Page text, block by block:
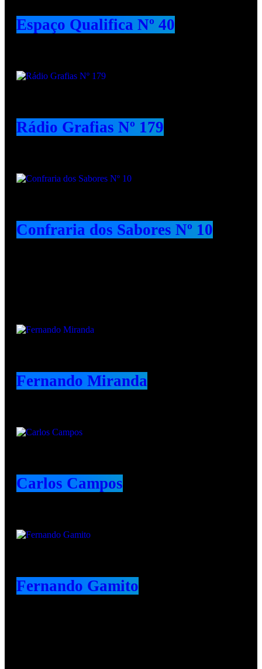
Espaço Qualifica Nº 40
Rádio Grafias Nº 179
Confraria dos Sabores Nº 10
Fernando Miranda
Carlos Campos
Fernando Gamito